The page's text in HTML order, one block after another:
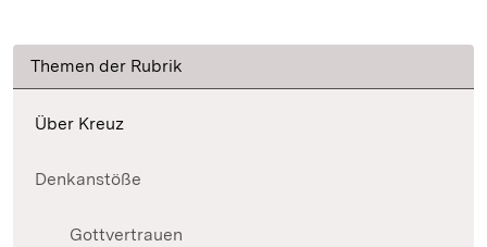
Themen der Rubrik
Über Kreuz
Denkanstöße
Gottvertrauen